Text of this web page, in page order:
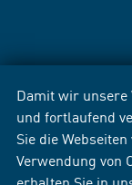
Damit wir
und fortlaufend
Sie die
Verwendung von